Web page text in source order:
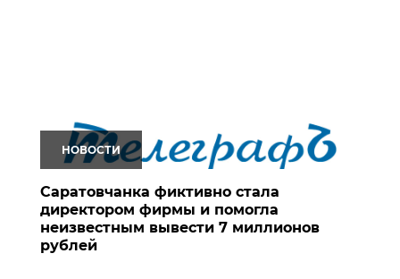
НОВОСТИ
Саратовчанка фиктивно стала
директором фирмы и помогла
неизвестным вывести 7 миллионов
рублей